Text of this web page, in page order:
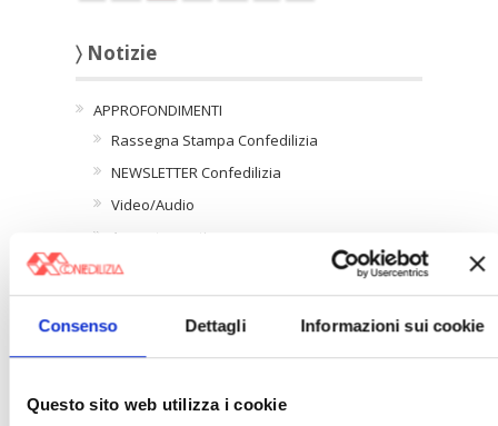
Consenso Dettagli Informazioni sui cookie
Questo sito web utilizza i cookie
〉 Notizie
APPROFONDIMENTI
Rassegna Stampa Confedilizia
NEWSLETTER Confedilizia
Video/Audio
Appuntamenti
〉 Confedilizia notizie